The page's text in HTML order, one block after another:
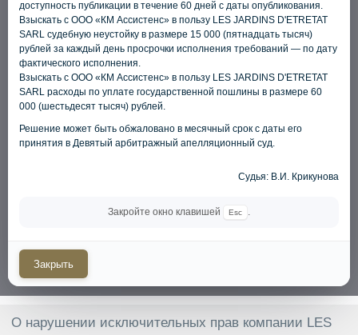
доступность публикации в течение 60 дней с даты опубликования.
Взыскать с ООО «КМ Ассистенс» в пользу LES JARDINS D'ETRETAT
SARL судебную неустойку в размере 15 000 (пятнадцать тысяч)
рублей за каждый день просрочки исполнения требований — по дату
фактического исполнения.
Взыскать с ООО «КМ Ассистенс» в пользу LES JARDINS D'ETRETAT
SARL расходы по уплате государственной пошлины в размере 60
000 (шестьдесят тысяч) рублей.
Решение может быть обжаловано в месячный срок с даты его
принятия в Девятый арбитражный апелляционный суд.
Судья: В.И. Крикунова
Закройте окно клавишей Esc .
Закрыть
Закажите обратный
звонок
Наш специалист свяжется с вами
в ближайшее время
читать все новости